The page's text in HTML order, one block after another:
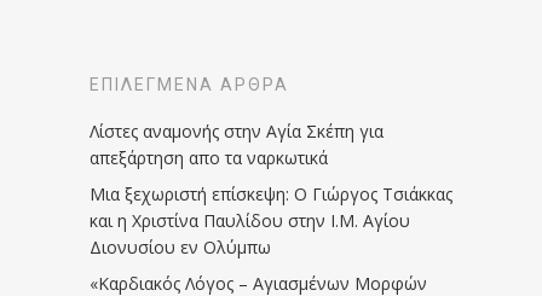
ΕΠΙΛΕΓΜΈΝΑ ΆΡΘΡΑ
Λίστες αναμονής στην Αγία Σκέπη για
απεξάρτηση απο τα ναρκωτικά
Μια ξεχωριστή επίσκεψη: Ο Γιώργος Τσιάκκας
και η Χριστίνα Παυλίδου στην Ι.Μ. Αγίου
Διονυσίου εν Ολύμπω
«Καρδιακός Λόγος – Αγιασμένων Μορφών